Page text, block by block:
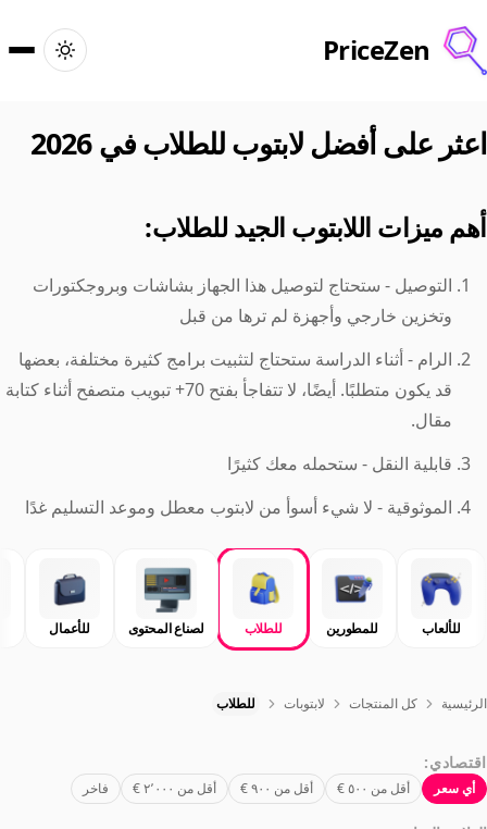
PriceZen
بحث
أفضل المنتجات
عروض
المقالات
تسجيل الدخول
اعثر على أفضل لابتوب للطلاب في 2026
أهم ميزات اللابتوب الجيد للطلاب:
التوصيل - ستحتاج لتوصيل هذا الجهاز بشاشات وبروجكتورات
وتخزين خارجي وأجهزة لم ترها من قبل
الرام - أثناء الدراسة ستحتاج لتثبيت برامج كثيرة مختلفة، بعضها
قد يكون متطلبًا. أيضًا، لا تتفاجأ بفتح 70+ تبويب متصفح أثناء كتابة
مقال.
قابلية النقل - ستحمله معك كثيرًا
الموثوقية - لا شيء أسوأ من لابتوب معطل وموعد التسليم غدًا
للألعاب للمطورين للطلاب لصناع المحتوى للأعمال
الرئيسية كل المنتجات لابتوبات للطلاب
اقتصادي:
أي سعر أقل من ‏٥٠٠ € أقل من ‏٩٠٠ € أقل من ‏٢٬٠٠٠ € فاخر